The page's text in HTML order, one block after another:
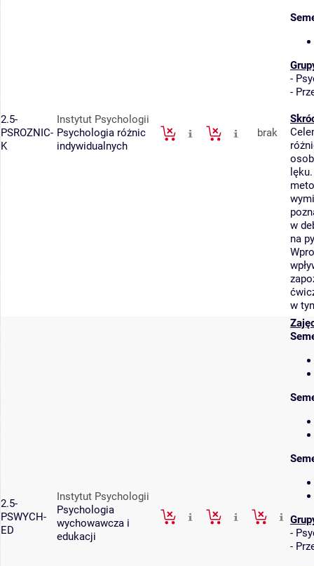
2.5-
PSROZNIC-
K
Instytut Psychologii
Psychologia różnic
indywidualnych
brak
-
-
w
na
w
2.5-
PSWYCH-
ED
Instytut Psychologii
Psychologia
wychowawcza i
edukacji
-
-